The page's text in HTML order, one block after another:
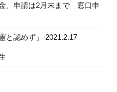
、申請は2月末まで 窓口申
と認めず」 2021.2.17